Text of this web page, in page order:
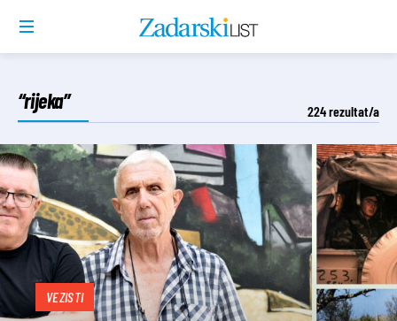
“rijeka” 224rezultat/a
VEZISTI